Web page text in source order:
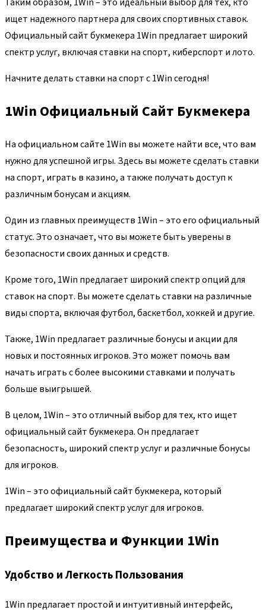
ищет надежного партнера для своих спортивных ставок.
Официальный сайт букмекера 1Win предлагает широкий
спектр услуг, включая ставки на спорт, киберспорт и лото.
Начните делать ставки на спорт с 1Win сегодня!
1Win Официальный Сайт Букмекера
На официальном сайте 1Win вы можете найти все, что вам
нужно для успешной игры. Здесь вы можете сделать ставки
на спорт, играть в казино, а также получать доступ к
различным бонусам и акциям.
Один из главных преимуществ 1Win – это его официальный
статус. Это означает, что вы можете быть уверены в
безопасности своих данных и средств.
Кроме того, 1Win предлагает широкий спектр опций для
ставок на спорт. Вы можете сделать ставки на различные
виды спорта, включая футбол, баскетбол, хоккей и другие.
Также, 1Win предлагает различные бонусы и акции для
новых и постоянных игроков. Это может помочь вам
начать играть с более высокими ставками и получать
больше выигрышей.
В целом, 1Win – это отличный выбор для тех, кто ищет
официальный сайт букмекера. Он предлагает
безопасность, широкий спектр услуг и различные бонусы
для игроков.
1Win – это официальный сайт букмекера, который
предлагает широкий спектр услуг для игроков.
Преимущества и Функции 1Win
Удобство и Легкость Пользования
1Win предлагает простой и интуитивный интерфейс,